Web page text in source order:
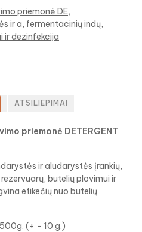
priemonė DE
ir a fermentacinių indų
ir dezinfekcija
ATSILIEPIMAI
priemonė DETERGENT
ir aludarystės įrankių,
butelių plovimui ir
etikečių nuo butelių
(+ - 10 g.)